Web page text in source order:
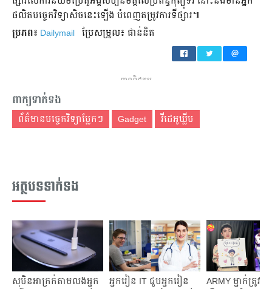
ផលិត​បច្ចេកវិទ្យា​សិច​នេះ​ឡើង បំពេញ​តម្រូវ​ការ​ទីផ្សារ៕
ប្រភព៖ Dailymail ប្រែសម្រួល៖ ផាន់និត
ពាណិជ្ជកម្ម
ពាក្យទាក់ទង
ព័ត៌មានបច្ចេកវិទ្យាប្លែកៗ Gadget វីដេអូឃ្លីប
អត្ថបទទាក់ទង
សុបិនអាក្រក់តាមលងអ្នក
អ្នក​​រៀន​​ IT ជួប​​អ្នក​​រៀន​​
ARMY ម្នាក់ត្រូវជួប